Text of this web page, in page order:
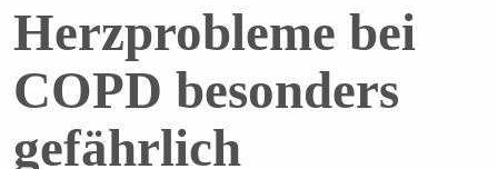
Herzprobleme bei
COPD besonders
gefährlich